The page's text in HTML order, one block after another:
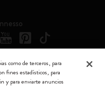
Moleskine Srl a socio unico
34 – 20144 Milano -
como de terceros, para
fines estadísticos, para
y para enviarte anuncios